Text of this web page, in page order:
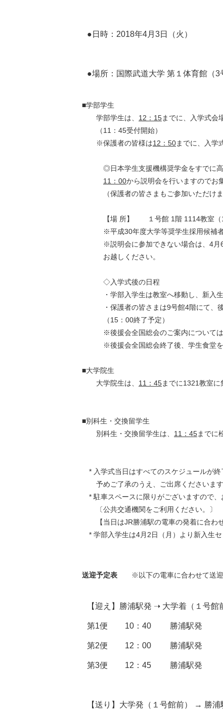
●日時：2018年4月3日（火）
●場所：国際武道大学 第１体育館（3
■学部学生
学部学生は、 12：15までに、入学式会
（11：45受付開始）
※保護者の皆様は12：50までに、入学
◎日本学生支援機構奨学金をすでに高等
11：00から説明会を行いますのでお
（保護者の皆さまもご参加いただけま
【場 所】 １号館 1階 1114教室（12
※平成30年度大学等奨学生採用候補者
※説明会に参加できない場合は、4月6
お越しください。
◇入学式後の日程
・学部入学生は教室へ移動し、新入生
・保護者の皆さまは9号館4階にて、後
（15：00終了予定）
※後援会全国総会のご案内については、
※後援会全国総会終了後、学生食堂を開
■大学院生
大学院生は、 11：45までに1321教室に
■別科生・交換留学生
別科生・交換留学生は、 11：45までに
* 入学式当日はすべてのスケジュールが終
予めご了承のうえ、ご出席くださいます
* 駐車スペースに限りがございますので、
〔公共交通機関をご利用ください。〕
【当日はJR勝浦駅の電車の発着に合わせ
* 学部入学生は4月2日（月）より新入生セ
送迎予定表 ※以下の電車に合わせて送迎
【迎え】勝浦駅発 ➝ 大学着（１号館
第1便 10：40 勝浦駅発
第2便 12：00 勝浦駅発
第3便 12：45 勝浦駅発
【送り】大学発（１号館前） → 勝浦